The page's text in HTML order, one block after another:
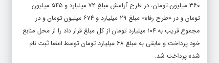
۳۶۰ میلیون تومان، در طرح آرامش مبلغ ۷۲ میلیارد و ۵۴۵ میلیون
تومان و در «طرح رفاه» مبلغ ۲۹ میلیارد و ۶۷۴ میلیون تومان و در
مجموع قریب به ۱۰۴ میلیارد تومان از کل مبلغ قرار داد را از محل منابع
خود پرداخت و مابقی به مبلغ ۶۸ میلیارد تومان توسط اعضا ثبت نام
شده پرداخت شد.